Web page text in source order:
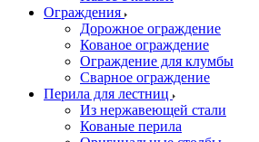
Ограждения
Дорожное ограждение
Кованое ограждение
Ограждение для клумбы
Сварное ограждение
Перила для лестниц
Из нержавеющей стали
Кованые перила